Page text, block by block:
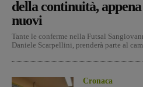
della continuità,
nuovi
Tante le conferme nella Futsal
Daniele Scarpellini, prenderà parte al
Cronaca